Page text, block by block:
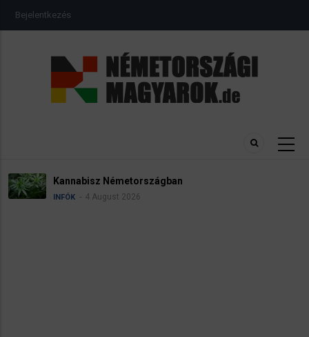
USER
ACCOUNT
Bejelentkezés
Kannabisz Németországban
INFÓK 4 August 2026